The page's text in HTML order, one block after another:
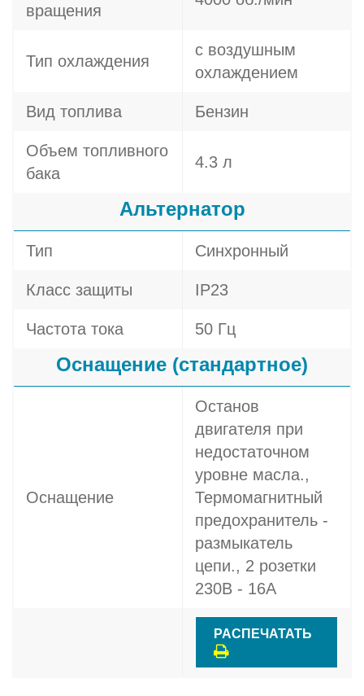
вращения
Тип охлаждения
с воздушным
охлаждением
Вид топлива Бензин
Объем топливного
бака
4.3 л
Альтернатор
Тип Синхронный
Класс защиты IP23
Частота тока 50 Гц
Оснащение (стандартное)
Оснащение
Останов
двигателя при
недостаточном
уровне масла.,
Термомагнитный
предохранитель -
размыкатель
цепи., 2 розетки
230В - 16A
РАСПЕЧАТАТЬ